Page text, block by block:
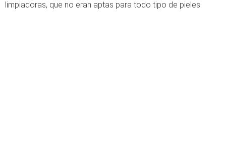
limpiadoras, que no eran aptas para todo tipo de pieles.